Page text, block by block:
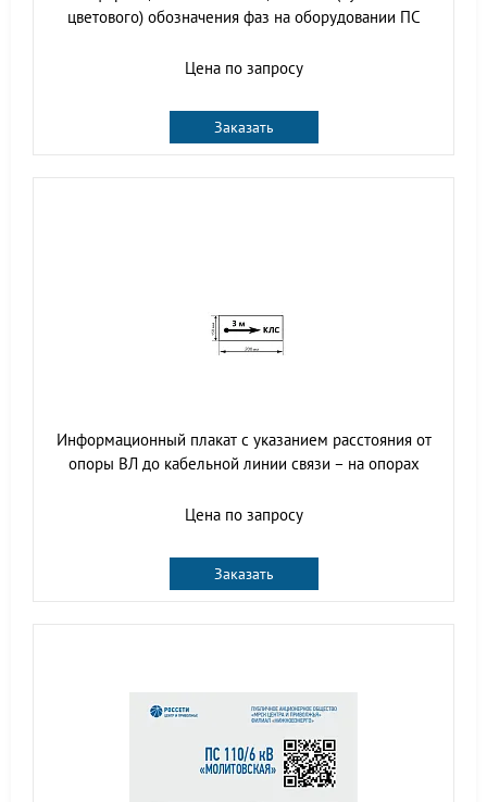
цветового) обозначения фаз на оборудовании ПС
Цена по запросу
Заказать
Информационный плакат с указанием расстояния от
опоры ВЛ до кабельной линии связи – на опорах
Цена по запросу
Заказать